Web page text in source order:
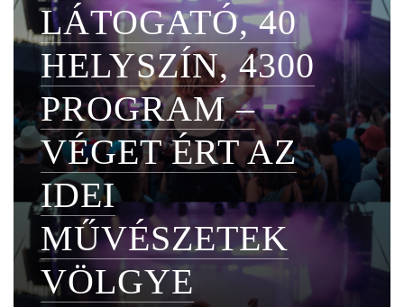
LÁTOGATÓ, 40
HELYSZÍN, 4300
PROGRAM –
VÉGET ÉRT AZ
IDEI
MŰVÉSZETEK
VÖLGYE